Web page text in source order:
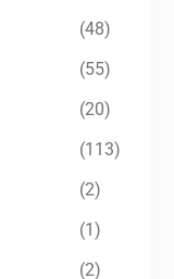
(48)
(55)
(20)
(113)
(2)
(1)
(2)